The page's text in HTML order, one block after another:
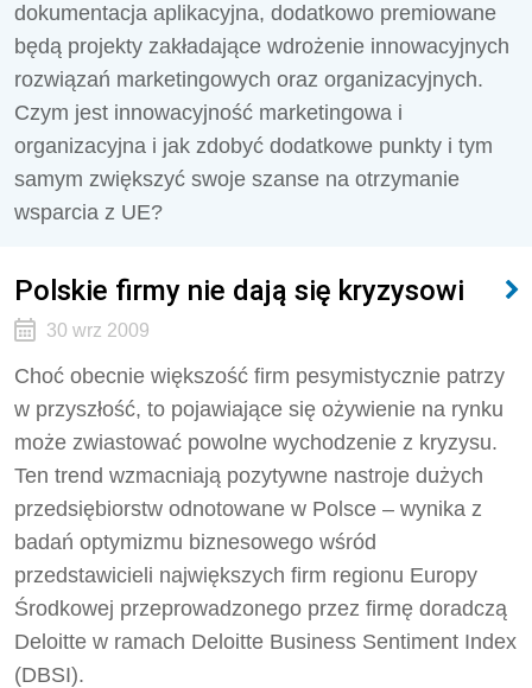
dokumentacja aplikacyjna, dodatkowo premiowane
będą projekty zakładające wdrożenie innowacyjnych
rozwiązań marketingowych oraz organizacyjnych.
Czym jest innowacyjność marketingowa i
organizacyjna i jak zdobyć dodatkowe punkty i tym
samym zwiększyć swoje szanse na otrzymanie
wsparcia z UE?
Polskie firmy nie dają się kryzysowi
30 wrz 2009
Choć obecnie większość firm pesymistycznie patrzy
w przyszłość, to pojawiające się ożywienie na rynku
może zwiastować powolne wychodzenie z kryzysu.
Ten trend wzmacniają pozytywne nastroje dużych
przedsiębiorstw odnotowane w Polsce – wynika z
badań optymizmu biznesowego wśród
przedstawicieli największych firm regionu Europy
Środkowej przeprowadzonego przez firmę doradczą
Deloitte w ramach Deloitte Business Sentiment Index
(DBSI).